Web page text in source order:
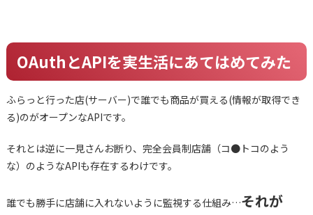
OAuthとAPIを実生活にあてはめてみた
ふらっと行った店(サーバー)で誰でも商品が買える(情報が取得でき
る)のがオープンなAPIです。
それとは逆に一見さんお断り、完全会員制店舗（コ●トコのよう
な）のようなAPIも存在するわけです。
誰でも勝手に店舗に入れないように監視する仕組み…それが